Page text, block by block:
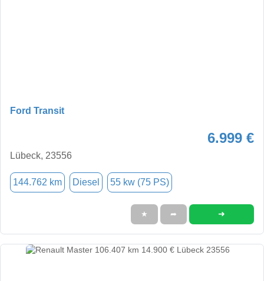
Ford Transit
6.999 €
Lübeck, 23556
144.762 km Diesel 55 kw (75 PS)
★ ➦ ➜